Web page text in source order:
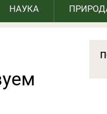
НАУКА